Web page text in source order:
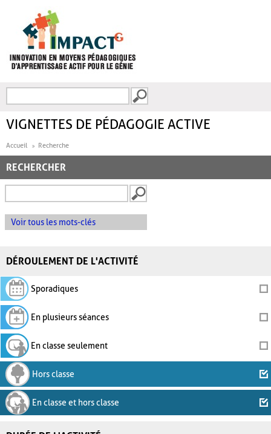
FORMULAIRE DE
VIGNETTES DE PÉDAGOGIE ACTIVE
Accueil Recherche
RECHERCHER
Voir tous les mots-clés
DÉROULEMENT DE L'ACTIVITÉ
Sporadiques
En plusieurs séances
En classe seulement
Hors classe
En classe et hors classe